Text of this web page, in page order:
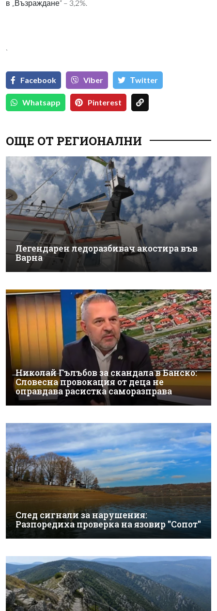
в „Възраждане“ – 3,2%.
`
Facebook Viber Тwitter
Whatsapp Pinterest
ОЩЕ ОТ РЕГИОНАЛНИ
Легендарен ледоразбивач акостира във
Варна
Николай Гълъбов за скандала в Банско:
Словесна провокация от деца не
оправдава расистка саморазправа
След сигнали за нарушения:
Разпоредиха проверка на язовир "Сопот"